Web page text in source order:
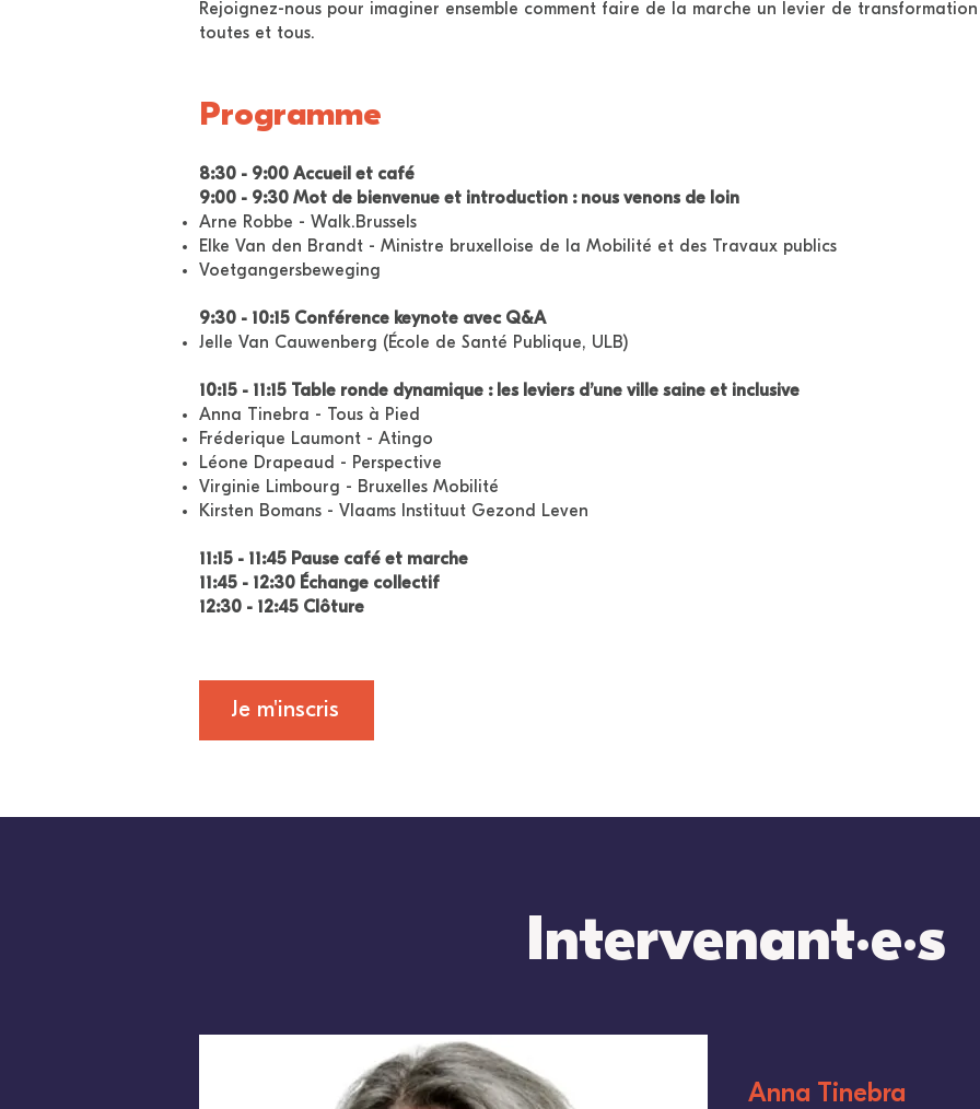
Rejoignez-nous pour imaginer ensemble comment faire de la marche un levier de
toutes et tous.
Programme
8:30 - 9:00 Accueil et café
9:00 - 9:30 Mot de bienvenue et introduction : nous venons de loin
Arne Robbe - Walk.Brussels
Elke Van den Brandt - Ministre bruxelloise de la Mobilité et des Travaux publics
Voetgangersbeweging
9:30 - 10:15 Conférence keynote avec Q&A
Jelle Van Cauwenberg (École de Santé Publique, ULB)
10:15 - 11:15 Table ronde dynamique : les leviers d’une ville saine et inclusive
Anna Tinebra - Tous à Pied
Fréderique Laumont - Atingo
Léone Drapeaud - Perspective
Virginie Limbourg - Bruxelles Mobilité
Kirsten Bomans - Vlaams Instituut Gezond Leven
11:15 - 11:45 Pause café et marche
11:45 - 12:30 Échange collectif
12:30 - 12:45 Clôture
Je m'inscris
Intervenant•e•s
Anna Tinebra